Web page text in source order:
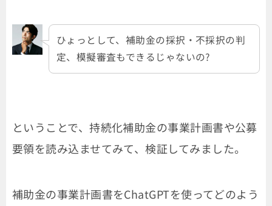
ひょっとして、補助金の採択・不採択の判
定、模擬審査もできるじゃないの?
ということで、持続化補助金の事業計画書や公募
要領を読み込ませてみて、検証してみました。
補助金の事業計画書をChatGPTを使ってどのよう